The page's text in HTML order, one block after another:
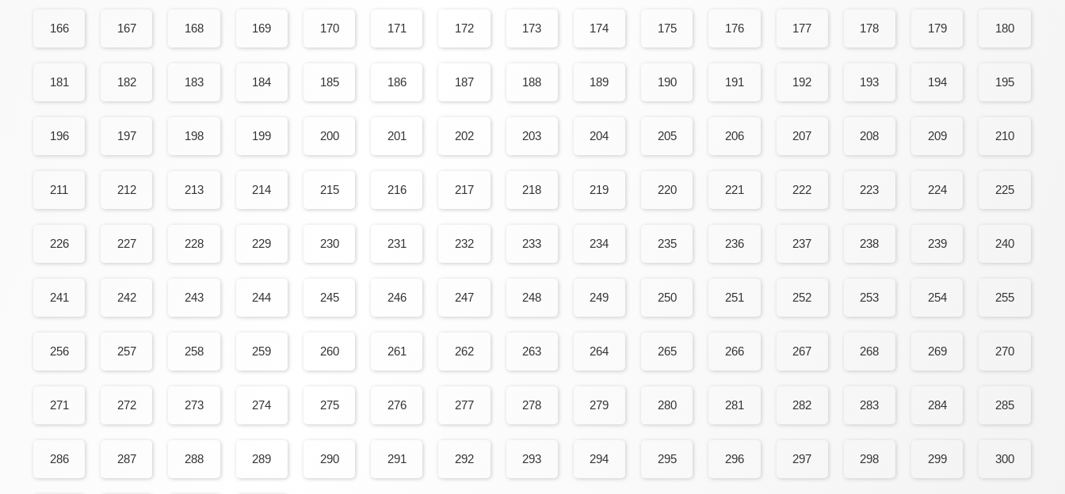
166 167 168 169 170 171 172 173 174 175 176 177 178 179 180
181 182 183 184 185 186 187 188 189 190 191 192 193 194 195
196 197 198 199 200 201 202 203 204 205 206 207 208 209 210
211 212 213 214 215 216 217 218 219 220 221 222 223 224 225
226 227 228 229 230 231 232 233 234 235 236 237 238 239 240
241 242 243 244 245 246 247 248 249 250 251 252 253 254 255
256 257 258 259 260 261 262 263 264 265 266 267 268 269 270
271 272 273 274 275 276 277 278 279 280 281 282 283 284 285
286 287 288 289 290 291 292 293 294 295 296 297 298 299 300